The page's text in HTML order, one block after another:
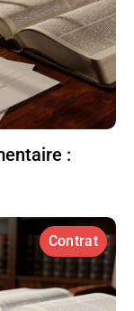
:
Contrat